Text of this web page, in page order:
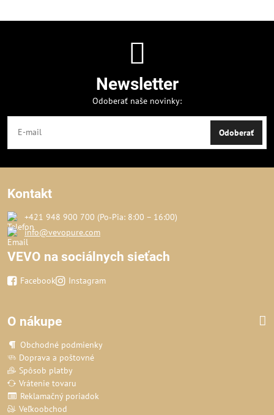
Newsletter
Odoberať naše novinky:
Odoberať
Kontakt
+421 948 900 700 (Po‑Pia: 8:00 – 16:00)
info@vevopure.com
VEVO na sociálnych sieťach
Facebook Instagram
O nákupe
Obchodné podmienky
Doprava a poštovné
Spôsob platby
Vrátenie tovaru
Reklamačný poriadok
Veľkoobchod